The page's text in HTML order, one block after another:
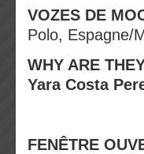
VOZES DE
Polo, Espagne/
WHY ARE
Yara Costa
FENÊTRE